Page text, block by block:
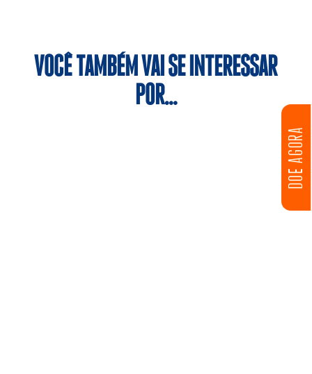
DOE AGORA
VOCÊ TAMBÉM VAI SE INTERESSAR
POR…